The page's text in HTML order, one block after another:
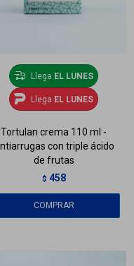
Llega EL LUNES
Llega EL LUNES
Tortulan crema 110 ml -
con triple ácido
de frutas
$ 458